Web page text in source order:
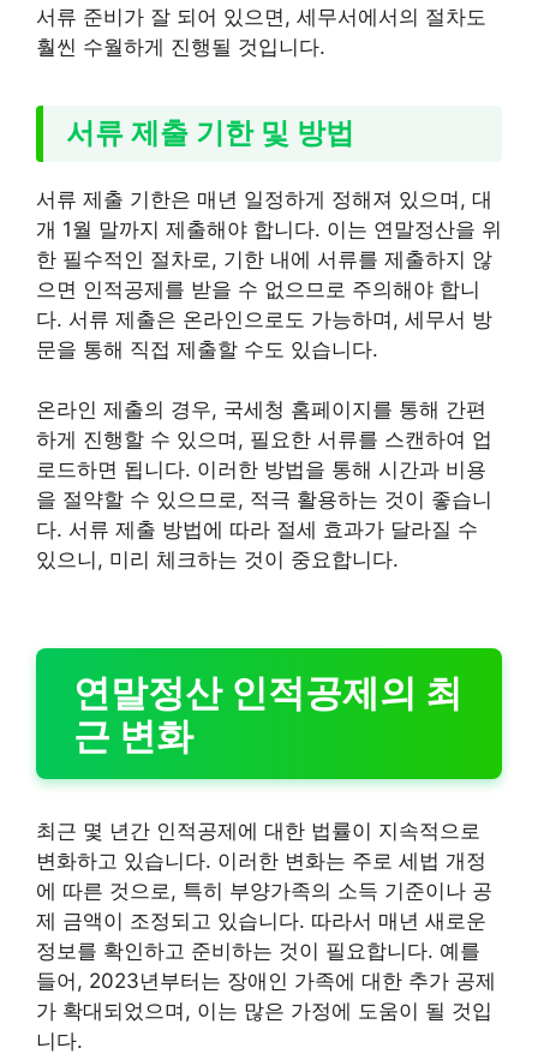
서류 준비가 잘 되어 있으면, 세무서에서의 절차도
훨씬 수월하게 진행될 것입니다.
서류 제출 기한 및 방법
서류 제출 기한은 매년 일정하게 정해져 있으며, 대
개 1월 말까지 제출해야 합니다. 이는 연말정산을 위
한 필수적인 절차로, 기한 내에 서류를 제출하지 않
으면 인적공제를 받을 수 없으므로 주의해야 합니
다. 서류 제출은 온라인으로도 가능하며, 세무서 방
문을 통해 직접 제출할 수도 있습니다.
온라인 제출의 경우, 국세청 홈페이지를 통해 간편
하게 진행할 수 있으며, 필요한 서류를 스캔하여 업
로드하면 됩니다. 이러한 방법을 통해 시간과 비용
을 절약할 수 있으므로, 적극 활용하는 것이 좋습니
다. 서류 제출 방법에 따라 절세 효과가 달라질 수
있으니, 미리 체크하는 것이 중요합니다.
연말정산 인적공제의 최
근 변화
최근 몇 년간 인적공제에 대한 법률이 지속적으로
변화하고 있습니다. 이러한 변화는 주로 세법 개정
에 따른 것으로, 특히 부양가족의 소득 기준이나 공
제 금액이 조정되고 있습니다. 따라서 매년 새로운
정보를 확인하고 준비하는 것이 필요합니다. 예를
들어, 2023년부터는 장애인 가족에 대한 추가 공제
가 확대되었으며, 이는 많은 가정에 도움이 될 것입
니다.